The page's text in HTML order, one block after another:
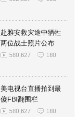
赴雅安救灾途中牺牲
两位战士照片公布
580,627 180
美电视台直播拍到最
傻FBI翻围栏
580,627 180